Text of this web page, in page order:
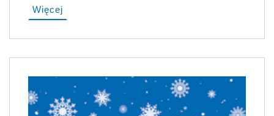
Więcej